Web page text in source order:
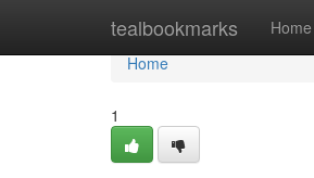
tealbookmarks Home
Home
Home
1